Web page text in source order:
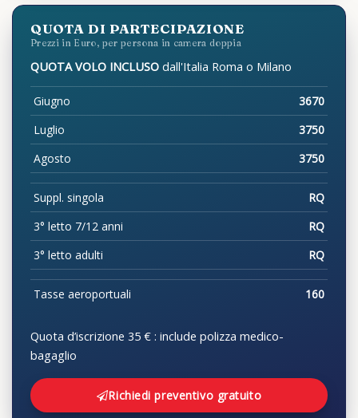
QUOTA DI PARTECIPAZIONE
Prezzi in Euro, per persona in camera doppia
QUOTA VOLO INCLUSO dall'Italia Roma o Milano
Giugno
3670
Luglio
3750
Agosto
3750
Suppl. singola
RQ
3° letto 7/12 anni
RQ
3° letto adulti
RQ
Tasse aeroportuali 160
Quota d’iscrizione 35 € : include polizza medico-
bagaglio
Richiedi preventivo gratuito